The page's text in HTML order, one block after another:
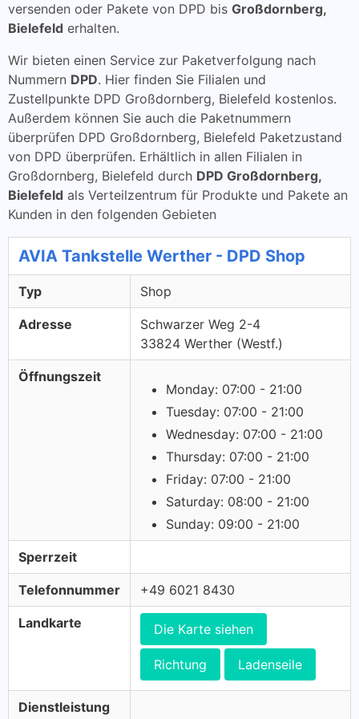
versenden oder Pakete von DPD bis Großdornberg,
Bielefeld erhalten.
Wir bieten einen Service zur Paketverfolgung nach
Nummern DPD. Hier finden Sie Filialen und
Zustellpunkte DPD Großdornberg, Bielefeld kostenlos.
Außerdem können Sie auch die Paketnummern
überprüfen DPD Großdornberg, Bielefeld Paketzustand
von DPD überprüfen. Erhältlich in allen Filialen in
Großdornberg, Bielefeld durch DPD Großdornberg,
Bielefeld als Verteilzentrum für Produkte und Pakete an
Kunden in den folgenden Gebieten
AVIA Tankstelle Werther - DPD Shop
Typ Shop
Adresse
Schwarzer Weg 2-4
33824 Werther (Westf.)
Öffnungszeit
Monday: 07:00 - 21:00
Tuesday: 07:00 - 21:00
Wednesday: 07:00 - 21:00
Thursday: 07:00 - 21:00
Friday: 07:00 - 21:00
Saturday: 08:00 - 21:00
Sunday: 09:00 - 21:00
Sperrzeit
Telefonnummer +49 6021 8430
Landkarte Die Karte siehen
Richtung Ladenseile
Dienstleistung